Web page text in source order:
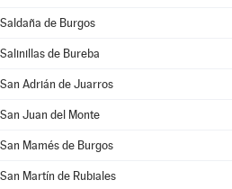
Saldaña de Burgos
Salinillas de Bureba
San Adrián de Juarros
San Juan del Monte
San Mamés de Burgos
San Martín de Rubiales